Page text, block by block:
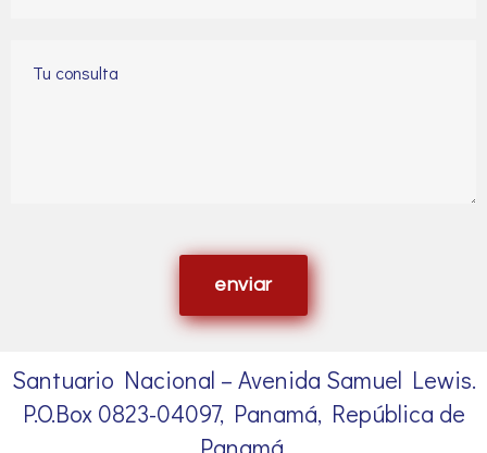
enviar
Santuario Nacional – Avenida Samuel Lewis.
P.O.Box 0823-04097, Panamá, República de